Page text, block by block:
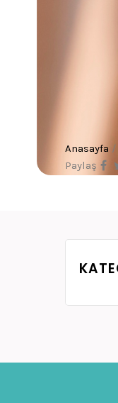
Anasayfa /
Paylaş